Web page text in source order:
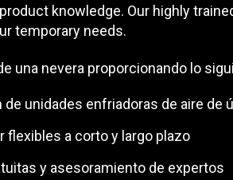
knowledge. Our highly
temporary needs.
una nevera proporcionando lo
unidades enfriadoras de aire de
flexibles a corto y largo plazo
y asesoramiento de expertos